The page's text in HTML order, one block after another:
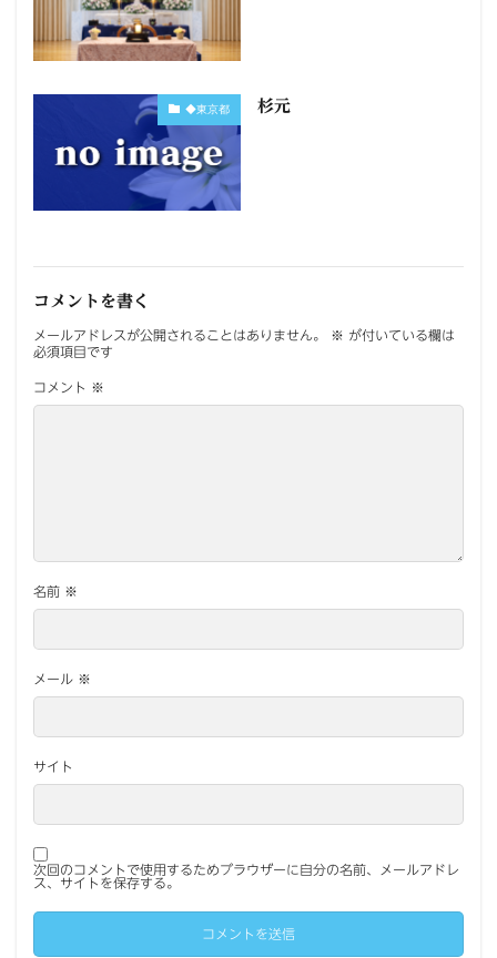
◆東京都 杉元
コメントを書く
メールアドレスが公開されることはありません。 ※ が付いている欄は
必須項目です
コメント ※
名前 ※
メール ※
サイト
次回のコメントで使用するためブラウザーに自分の名前、メールアドレ
ス、サイトを保存する。